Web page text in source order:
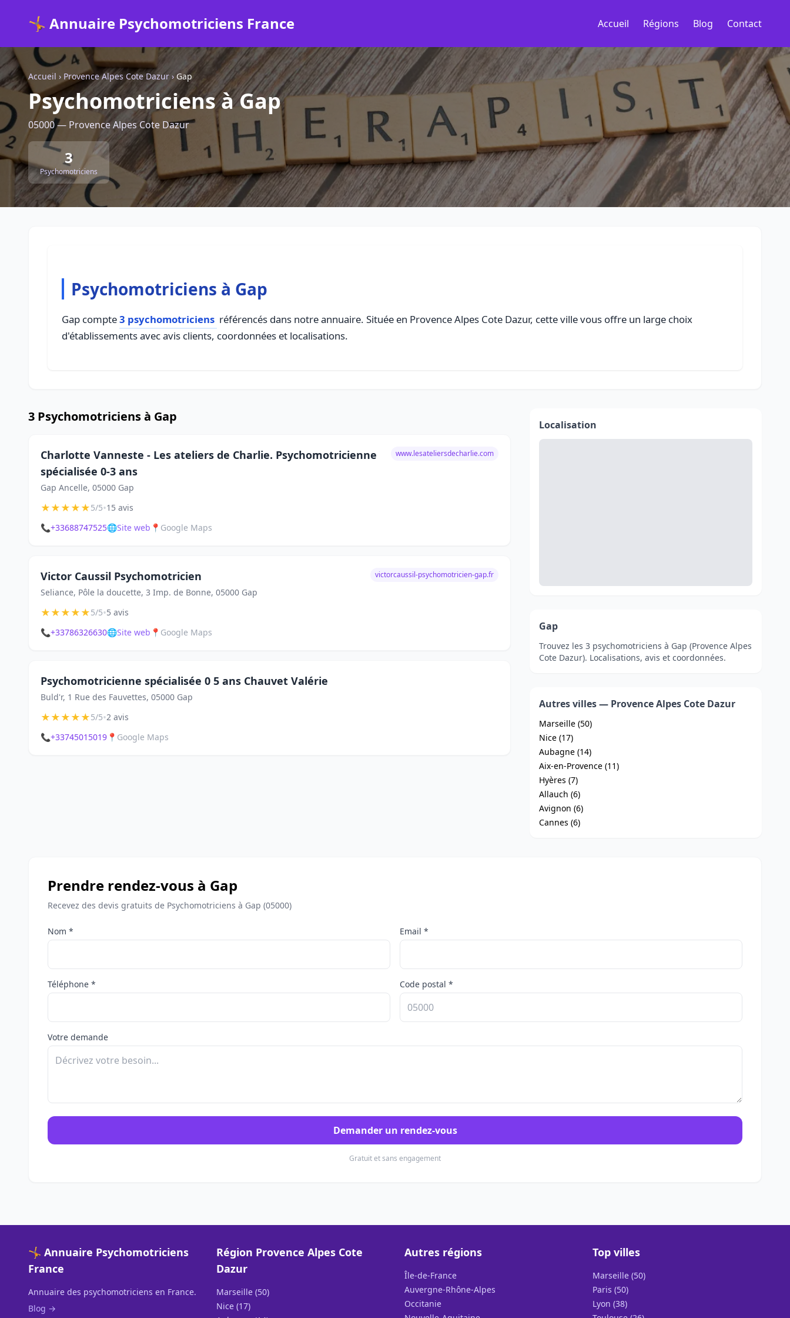
🤸 Annuaire Psychomotriciens France Accueil Régions Blog Contact
Accueil › Provence Alpes Cote Dazur › Gap
Psychomotriciens à Gap
05000 — Provence Alpes Cote Dazur
3
Psychomotriciens
Psychomotriciens à Gap
Gap compte3 psychomotriciens référencés dans notre annuaire. Située en Provence Alpes Cote Dazur, cette ville vous offre un large choix
d'établissements avec avis clients, coordonnées et localisations.
3 Psychomotriciens à Gap
Charlotte Vanneste - Les ateliers de Charlie. Psychomotricienne
spécialisée 0-3 ans
Gap Ancelle, 05000 Gap
www.lesateliersdecharlie.com
★★★★★5/5•15 avis
📞+33688747525🌐Site web 📍 Google Maps
Victor Caussil Psychomotricien
Seliance, Pôle la doucette, 3 Imp. de Bonne, 05000 Gap
victorcaussil-psychomotricien-gap.fr
★★★★★5/5•5 avis
📞+33786326630🌐Site web 📍 Google Maps
Psychomotricienne spécialisée 0 5 ans Chauvet Valérie
Buld'r, 1 Rue des Fauvettes, 05000 Gap
★★★★★5/5•2 avis
📞+33745015019 📍 Google Maps
Localisation
Gap
Trouvez les 3 psychomotriciens à Gap (Provence Alpes
Cote Dazur). Localisations, avis et coordonnées.
Autres villes — Provence Alpes Cote Dazur
Marseille (50)
Nice (17)
Aubagne (14)
Aix-en-Provence (11)
Hyères (7)
Allauch (6)
Avignon (6)
Cannes (6)
Prendre rendez-vous à Gap
Recevez des devis gratuits de Psychomotriciens à Gap (05000)
Nom * Email *
Téléphone * Code postal *
Votre demande
Demander un rendez-vous
Gratuit et sans engagement
🤸 Annuaire Psychomotriciens
France
Annuaire des psychomotriciens en France.
Blog →
Région Provence Alpes Cote
Dazur
Marseille (50)
Nice (17)
Autres régions
Île-de-France
Auvergne-Rhône-Alpes
Occitanie
Top villes
Marseille (50)
Paris (50)
Lyon (38)